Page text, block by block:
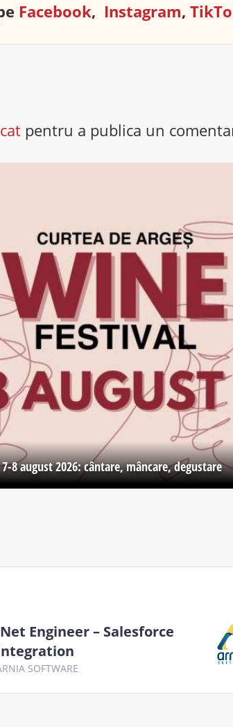
Facebook, Instagram,
pentru a publica un
8 august 2026: cântare, mâncare, degustare
Engineer – Salesforce
SOFTWARE